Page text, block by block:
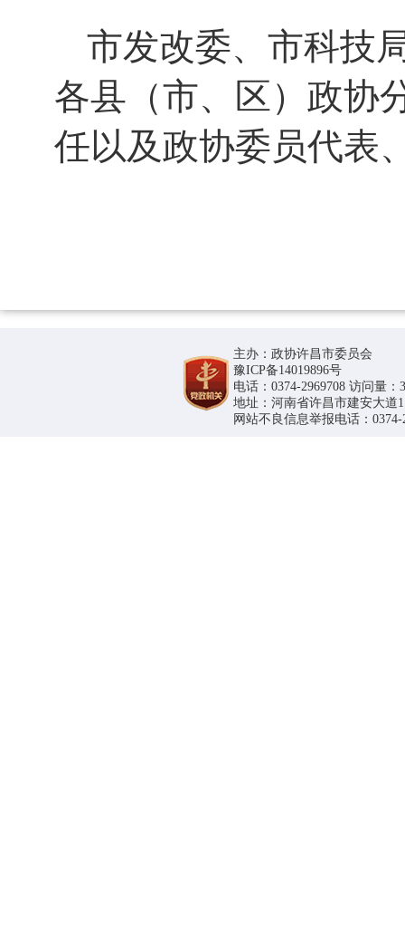
市发改委、市科技
各县（市、区）政协
任以及政协委员代表
主办：政协许昌市委员会
豫ICP备14019896号
电话：0374-2969708 访问量：
地址：河南省许昌市建安大道
网站不良信息举报电话：